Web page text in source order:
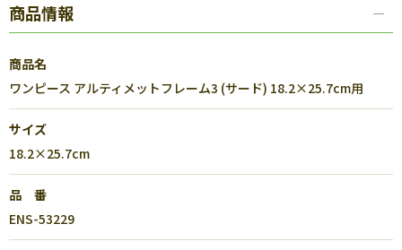
商品情報
商品名
ワンピース アルティメットフレーム3 (サード) 18.2×25.7cm用
サイズ
18.2×25.7cm
品 番
ENS-53229